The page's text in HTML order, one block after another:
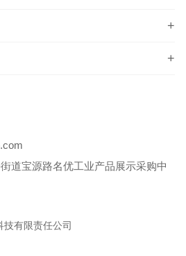
有限责任公司
道宝源路名优工业产品展示采购中